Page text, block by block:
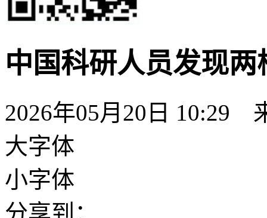
中国科研人员发现
2026年05月20日 10:29
大字体
小字体